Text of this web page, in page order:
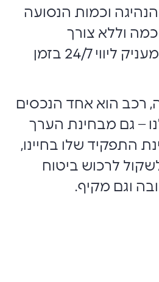
וכמות הנסועה
וללא צורך
בהתקנה ברכב ומעניק ליווי 24/7 בזמן
רכב הוא אחד הנכסים
– גם מבחינת הערך
התפקיד שלו בחיינו,
לרכוש ביטוח
וגם מקיף.